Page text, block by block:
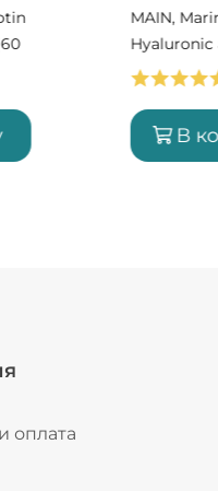
MAIN,
Hyaluronic
C, 180 г
В
оплата